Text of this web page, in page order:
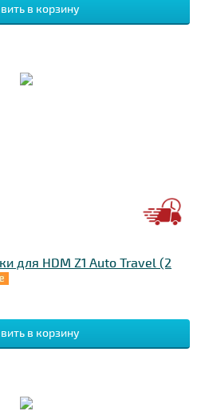
для HDM Z1 Auto Travel (2